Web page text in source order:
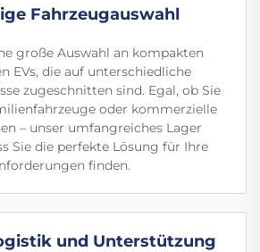
Fahrzeugauswahl
große Auswahl an kompakten
EVs, die auf unterschiedliche
zugeschnitten sind. Egal, ob Sie
oder kommerzielle
– unser umfangreiches Lager
Sie die perfekte Lösung für Ihre
finden.
und Unterstützung